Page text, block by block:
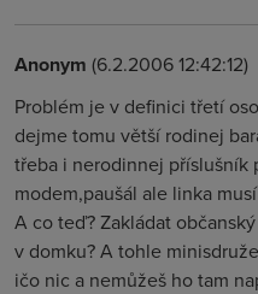
Anonym (6.2.2006 12:42:12)
Problém je v definici třetí
dejme tomu větší rodinej
třeba i nerodinnej příslušník
modem,paušál ale linka
A co teď? Zakládat
v domku? A tohle
ičo nic a nemůžeš ho tam